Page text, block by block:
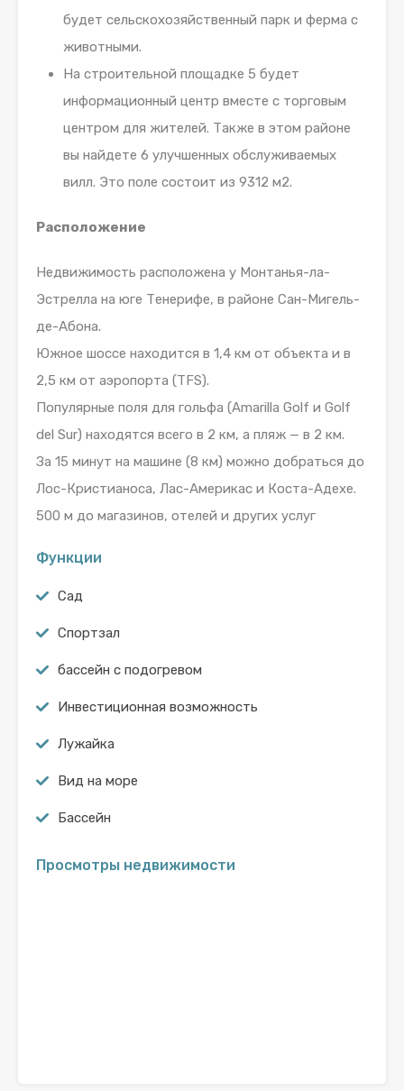
будет сельскохозяйственный парк и ферма с
животными.
На строительной площадке 5 будет
информационный центр вместе с торговым
центром для жителей. Также в этом районе
вы найдете 6 улучшенных обслуживаемых
вилл. Это поле состоит из 9312 м2.
Расположение
Недвижимость расположена у Монтанья-ла-
Эстрелла на юге Тенерифе, в районе Сан-Мигель-
де-Абона.
Южное шоссе находится в 1,4 км от объекта и в
2,5 км от аэропорта (TFS).
Популярные поля для гольфа (Amarilla Golf и Golf
del Sur) находятся всего в 2 км, а пляж — в 2 км.
За 15 минут на машине (8 км) можно добраться до
Лос-Кристианоса, Лас-Америкас и Коста-Адехе.
500 м до магазинов, отелей и других услуг
Функции
Сад
Спортзал
бассейн с подогревом
Инвестиционная возможность
Лужайка
Вид на море
Бассейн
Просмотры недвижимости